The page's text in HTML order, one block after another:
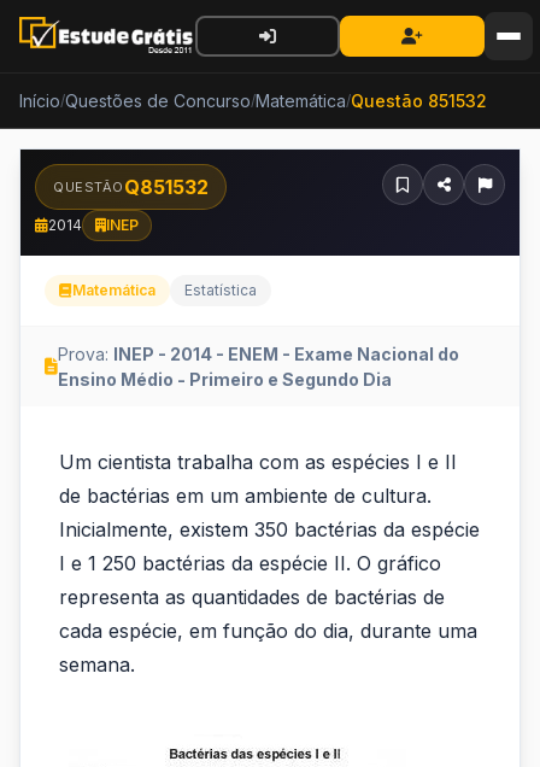
Início/Questões de Concurso/Matemática/Questão 851532
QUESTÃO Q851532
2014 INEP
Matemática Estatística
Prova: INEP - 2014 - ENEM - Exame Nacional do
Ensino Médio - Primeiro e Segundo Dia
Um
cientista
trabalha
com
as
espécies
Um cientista trabalha com as espécies I e II
de bactérias em um ambiente de cultura.
Inicialmente, existem 350 bactérias da espécie
I e 1 250 bactérias da espécie II. O gráfico
representa as quantidades de bactérias de
cada espécie, em função do dia, durante uma
semana.